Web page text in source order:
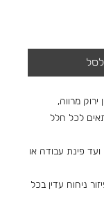
ירוק מרווה,
לכל חלל
פינת עבודה או
ניחוח עדין בכל